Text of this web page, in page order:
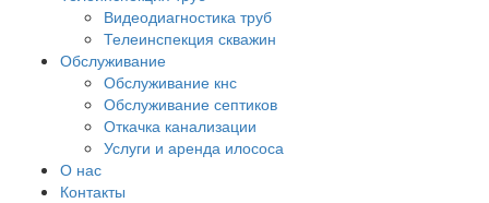
Видеодиагностика труб
Телеинспекция скважин
Обслуживание
Обслуживание кнс
Обслуживание септиков
Откачка канализации
Услуги и аренда илососа
О нас
Контакты